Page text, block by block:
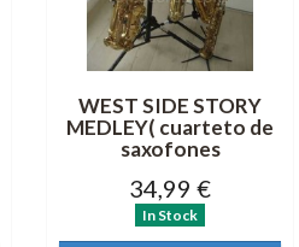
WEST SIDE STORY
MEDLEY( cuarteto de
saxofones
34,99 €
In Stock